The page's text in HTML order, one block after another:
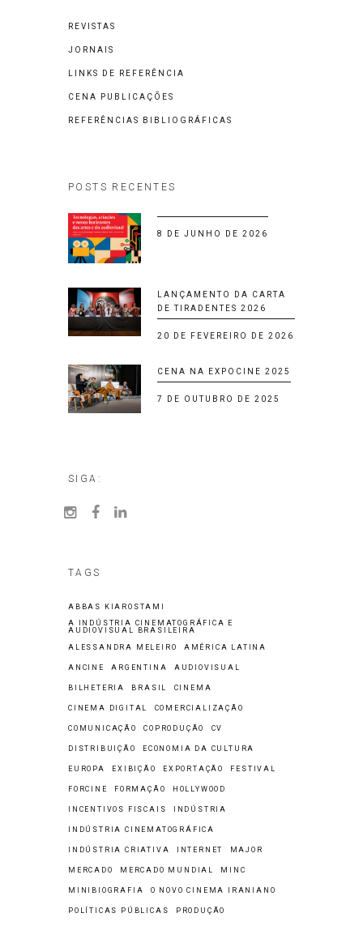
REVISTAS
JORNAIS
LINKS DE REFERÊNCIA
CENA PUBLICAÇÕES
REFERÊNCIAS BIBLIOGRÁFICAS
POSTS RECENTES
8 DE JUNHO DE 2026
LANÇAMENTO DA CARTA
DE TIRADENTES 2026
20 DE FEVEREIRO DE 2026
CENA NA EXPOCINE 2025
7 DE OUTUBRO DE 2025
SIGA:
TAGS
ABBAS KIAROSTAMI
A INDÚSTRIA CINEMATOGRÁFICA E
AUDIOVISUAL BRASILEIRA
ALESSANDRA MELEIRO AMÉRICA LATINA
ANCINE ARGENTINA AUDIOVISUAL
BILHETERIA BRASIL CINEMA
CINEMA DIGITAL COMERCIALIZAÇÃO
COMUNICAÇÃO COPRODUÇÃO CV
DISTRIBUIÇÃO ECONOMIA DA CULTURA
EUROPA EXIBIÇÃO EXPORTAÇÃO FESTIVAL
FORCINE FORMAÇÃO HOLLYWOOD
INCENTIVOS FISCAIS INDÚSTRIA
INDÚSTRIA CINEMATOGRÁFICA
INDÚSTRIA CRIATIVA INTERNET MAJOR
MERCADO MERCADO MUNDIAL MINC
MINIBIOGRAFIA O NOVO CINEMA IRANIANO
POLÍTICAS PÚBLICAS PRODUÇÃO